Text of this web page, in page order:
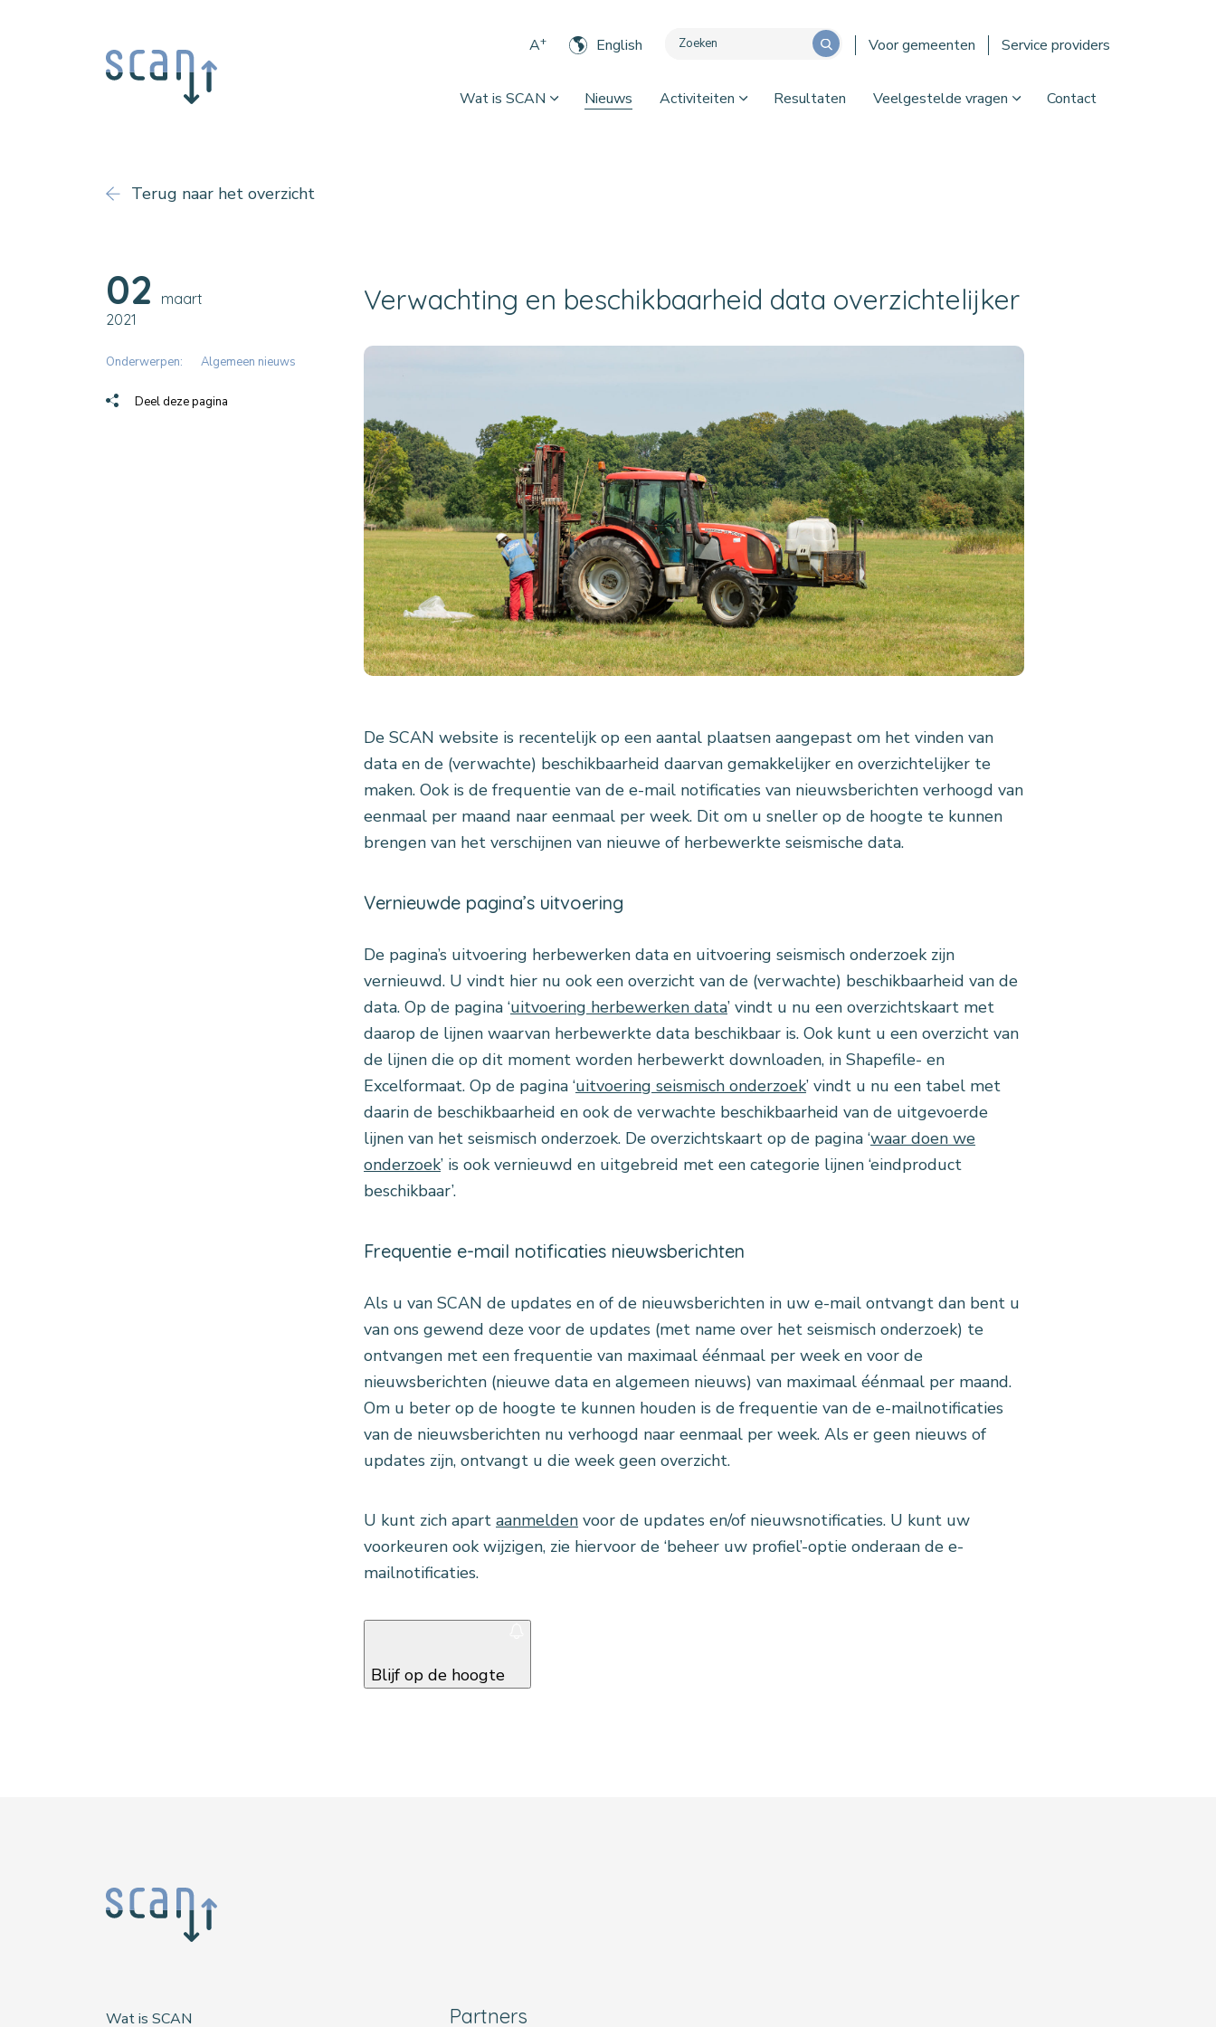
A+ English Voor gemeenten Service providers
Wat is SCAN Nieuws Activiteiten Resultaten Veelgestelde vragen Contact
Terug naar het overzicht
02
maart
2021
Onderwerpen: Algemeen nieuws
Deel deze pagina
Verwachting en beschikbaarheid data overzichtelijker
De SCAN website is recentelijk op een aantal plaatsen aangepast om het vinden van
data en de (verwachte) beschikbaarheid daarvan gemakkelijker en overzichtelijker te
maken. Ook is de frequentie van de e-mail notificaties van nieuwsberichten verhoogd van
eenmaal per maand naar eenmaal per week. Dit om u sneller op de hoogte te kunnen
brengen van het verschijnen van nieuwe of herbewerkte seismische data.
Vernieuwde pagina’s uitvoering
De pagina’s uitvoering herbewerken data en uitvoering seismisch onderzoek zijn
vernieuwd. U vindt hier nu ook een overzicht van de (verwachte) beschikbaarheid van de
data. Op de pagina ‘uitvoering herbewerken data’ vindt u nu een overzichtskaart met
daarop de lijnen waarvan herbewerkte data beschikbaar is. Ook kunt u een overzicht van
de lijnen die op dit moment worden herbewerkt downloaden, in Shapefile- en
Excelformaat. Op de pagina ‘uitvoering seismisch onderzoek’ vindt u nu een tabel met
daarin de beschikbaarheid en ook de verwachte beschikbaarheid van de uitgevoerde
lijnen van het seismisch onderzoek. De overzichtskaart op de pagina ‘waar doen we
onderzoek’ is ook vernieuwd en uitgebreid met een categorie lijnen ‘eindproduct
beschikbaar’.
Frequentie e-mail notificaties nieuwsberichten
Als u van SCAN de updates en of de nieuwsberichten in uw e-mail ontvangt dan bent u
van ons gewend deze voor de updates (met name over het seismisch onderzoek) te
ontvangen met een frequentie van maximaal éénmaal per week en voor de
nieuwsberichten (nieuwe data en algemeen nieuws) van maximaal éénmaal per maand.
Om u beter op de hoogte te kunnen houden is de frequentie van de e-mailnotificaties
van de nieuwsberichten nu verhoogd naar eenmaal per week. Als er geen nieuws of
updates zijn, ontvangt u die week geen overzicht.
U kunt zich apart aanmelden voor de updates en/of nieuwsnotificaties. U kunt uw
voorkeuren ook wijzigen, zie hiervoor de ‘beheer uw profiel’-optie onderaan de e-
mailnotificaties.
Blijf op de hoogte
Wat is SCAN Partners